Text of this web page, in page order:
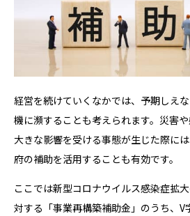
経営を続けていくなかでは、予期しえ
機に瀕することも考えられます。災害
大きな影響を受ける事態が生じた際に
府の補助を活用することも有効です。
ここでは新型コロナウイルス感染症拡
対する「事業再構築補助金」のうち、